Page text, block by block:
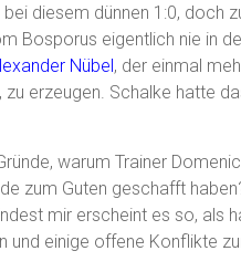
diesem dünnen 1:0, doch
Bosporus eigentlich nie in
Nübel, der einmal
erzeugen. Schalke hatte
warum Trainer
zum Guten geschafft
mir erscheint es so, als
und einige offene Konflikte